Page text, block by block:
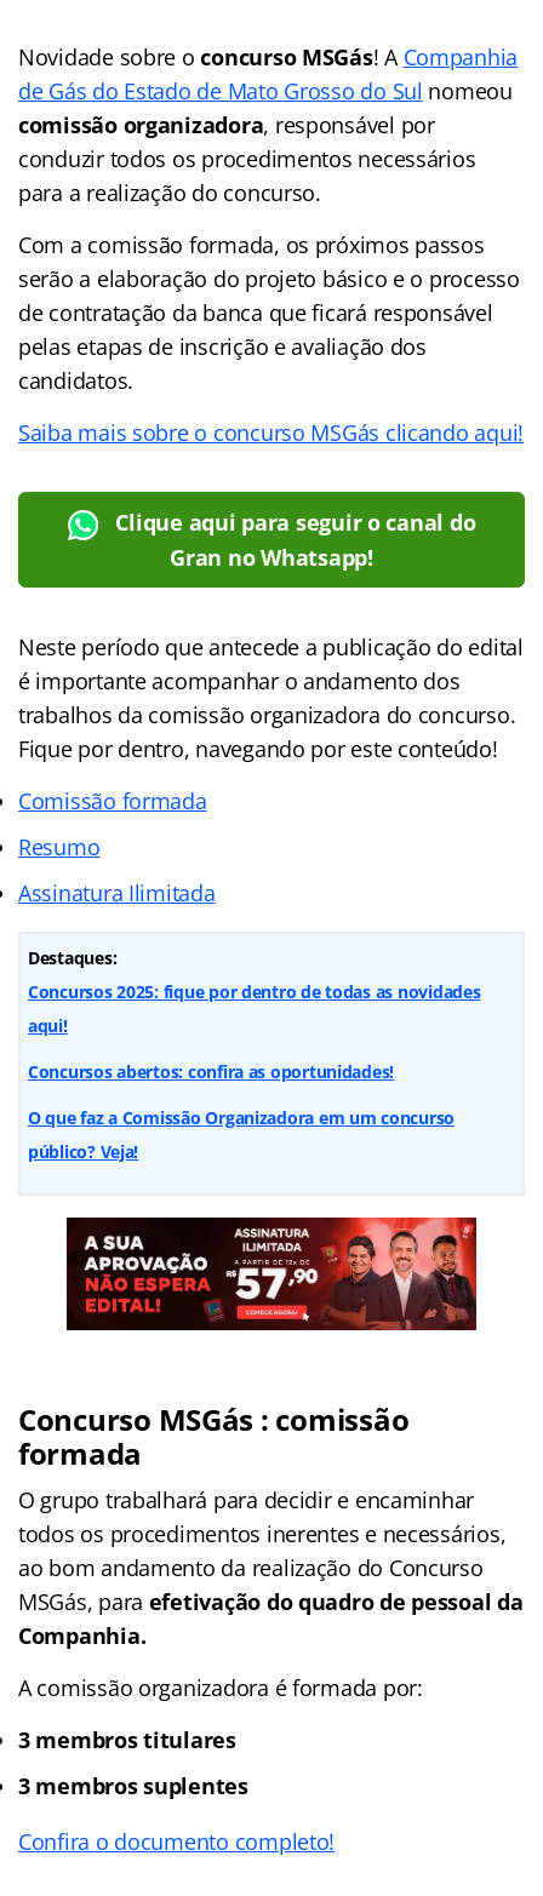
Novidade sobre oconcurso MSGás! A Companhia
de Gás do Estado de Mato Grosso do Sul nomeou
comissão organizadora, responsável por
conduzir todos os procedimentos necessários
para a realização do concurso.
Com a comissão formada, os próximos passos
serão a elaboração do projeto básico e o processo
de contratação da banca que ficará responsável
pelas etapas de inscrição e avaliação dos
candidatos.
Saiba mais sobre o concurso MSGás clicando aqui!
Clique aqui para seguir o canal do
Gran no Whatsapp!
Neste período que antecede a publicação do edital
é importante acompanhar o andamento dos
trabalhos da comissão organizadora do concurso.
Fique por dentro, navegando por este conteúdo!
Comissão formada
Resumo
Assinatura Ilimitada
Destaques:
Concursos 2025: fique por dentro de todas as novidades
aqui!
Concursos abertos: confira as oportunidades!
O que faz a Comissão Organizadora em um concurso
público? Veja!
Concurso MSGás : comissão
formada
O grupo trabalhará para decidir e encaminhar
todos os procedimentos inerentes e necessários,
ao bom andamento da realização do Concurso
MSGás, para efetivação do quadro de pessoal da
Companhia.
A comissão organizadora é formada por:
3 membros titulares
3 membros suplentes
Confira o documento completo!